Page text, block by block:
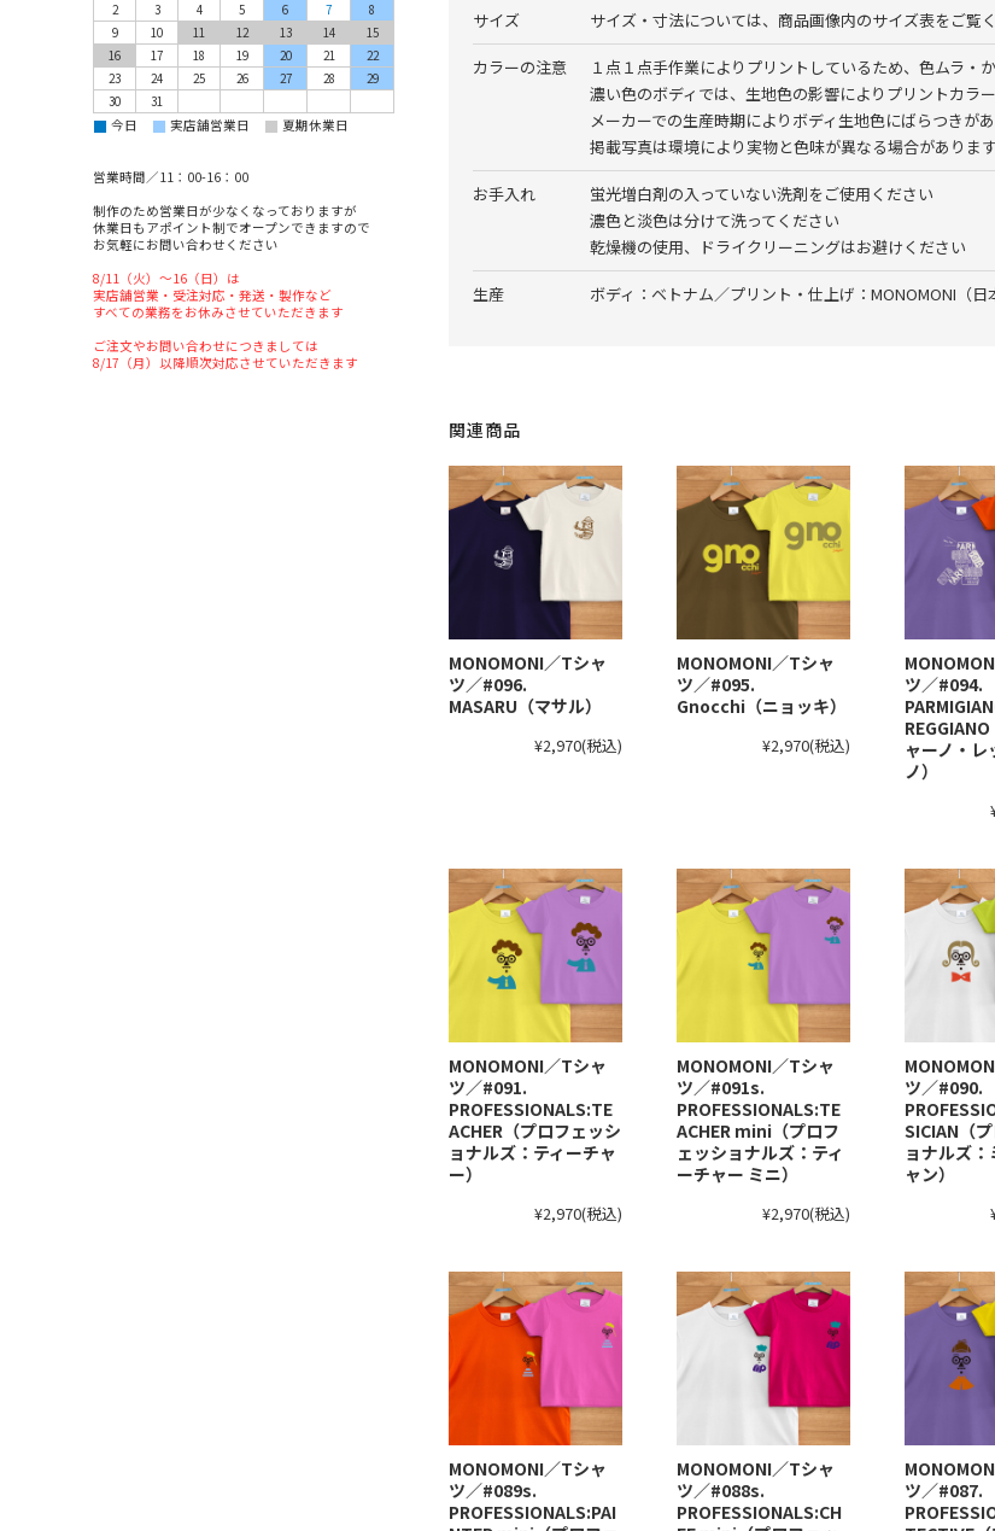
サイズ サイズ・寸法については、商品画像内のサイズ表をご覧
カラーの注意
１点１点手作業によりプリントしているため、色ムラ・
濃い色のボディでは、生地色の影響によりプリントカラ
メーカーでの生産時期によりボディ生地色にばらつきが
掲載写真は環境により実物と色味が異なる場合があります
お手入れ
蛍光増白剤の入っていない洗剤をご使用ください
濃色と淡色は分けて洗ってください
乾燥機の使用、ドライクリーニングはお避けください
生産 ボディ：ベトナム／プリント・仕上げ：MONOMONI（日
関連商品
MONOMONI／Tシャ
ツ／#096.
MASARU（マサル）
¥2,970(税込)
MONOMONI／Tシャ
ツ／#095.
Gnocchi（ニョッキ）
¥2,970(税込)
ツ／#094.
ャーノ・レ
ノ）
MONOMONI／Tシャ
ツ／#091.
PROFESSIONALS:TE
ACHER（プロフェッシ
ョナルズ：ティーチャ
ー）
¥2,970(税込)
MONOMONI／Tシャ
ツ／#091s.
PROFESSIONALS:TE
ACHER mini（プロフ
ェッショナルズ：ティ
ーチャー ミニ）
¥2,970(税込)
ツ／#090.
SICIAN（
ョナルズ
ャン）
MONOMONI／Tシャ
ツ／#089s.
PROFESSIONALS:PAI
MONOMONI／Tシャ
ツ／#088s.
PROFESSIONALS:CH
ツ／#087.
2
3 4 5 6 7
8
9
10 11 12 13 14
15
16
17 18 19 20 21
22
23
24 25 26 27 28
29
30
31
■ 今日 ■ 実店舗営業日 ■ 夏期休業日
営業時間／11：00-16：00
制作のため営業日が少なくなっておりますが
休業日もアポイント制でオープンできますので
お気軽にお問い合わせください
8/11（火）～16（日）は
実店舗営業・受注対応・発送・製作など
すべての業務をお休みさせていただきます
ご注文やお問い合わせにつきましては
8/17（月）以降順次対応させていただきます